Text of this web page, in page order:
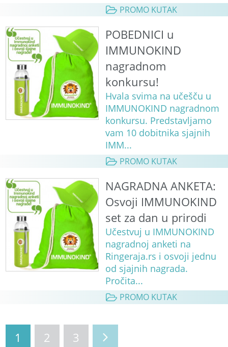
PROMO KUTAK
POBEDNICI u
IMMUNOKIND
nagradnom
konkursu!
Hvala svima na učešču u
IMMUNOKIND nagradnom
konkursu. Predstavljamo
vam 10 dobitnika sjajnih
IMM...
PROMO KUTAK
NAGRADNA ANKETA:
Osvoji IMMUNOKIND
set za dan u prirodi
Učestvuj u IMMUNOKIND
nagradnoj anketi na
Ringeraja.rs i osvoji jednu
od sjajnih nagrada.
Pročita...
PROMO KUTAK
1 2 3